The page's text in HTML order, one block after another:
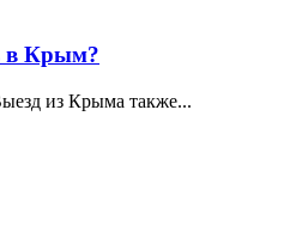
в Крым?
из Крыма также...